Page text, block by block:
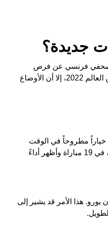
جديدة؟
صحفي فرنسي عن فرص
اللاعب في العودة إلى صفوف فريق أولمبيك مارسيليا. على الرغم من تألقه في كأس العالم 2022، إلا أن الأوضاع
خياراً مطروحاً في الوقت
الحالي. اللاعب المغربي انتقل إلى باناثنياكوس اليوناني في بداية الموسم، حيث شارك في 19 مباراة وأظهر أداءً
باناثنياكوس مقابل 500 ألف يورو، مع وجود بند شراء بقيمة 11 مليون يورو. هذا الأمر قد يشير إلى